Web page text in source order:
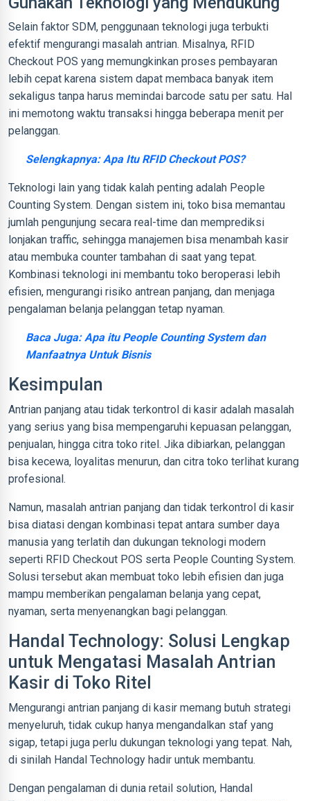
Selain faktor SDM, penggunaan teknologi juga terbukti
efektif mengurangi masalah antrian. Misalnya, RFID
Checkout POS yang memungkinkan proses pembayaran
lebih cepat karena sistem dapat membaca banyak item
sekaligus tanpa harus memindai barcode satu per satu. Hal
ini memotong waktu transaksi hingga beberapa menit per
pelanggan.
Selengkapnya: Apa Itu RFID Checkout POS?
Teknologi lain yang tidak kalah penting adalah People
Counting System. Dengan sistem ini, toko bisa memantau
jumlah pengunjung secara real-time dan memprediksi
lonjakan traffic, sehingga manajemen bisa menambah kasir
atau membuka counter tambahan di saat yang tepat.
Kombinasi teknologi ini membantu toko beroperasi lebih
efisien, mengurangi risiko antrean panjang, dan menjaga
pengalaman belanja pelanggan tetap nyaman.
Baca Juga: Apa itu People Counting System dan
Manfaatnya Untuk Bisnis
Kesimpulan
Antrian panjang atau tidak terkontrol di kasir adalah masalah
yang serius yang bisa mempengaruhi kepuasan pelanggan,
penjualan, hingga citra toko ritel. Jika dibiarkan, pelanggan
bisa kecewa, loyalitas menurun, dan citra toko terlihat kurang
profesional.
Namun, masalah antrian panjang dan tidak terkontrol di kasir
bisa diatasi dengan kombinasi tepat antara sumber daya
manusia yang terlatih dan dukungan teknologi modern
seperti RFID Checkout POS serta People Counting System.
Solusi tersebut akan membuat toko lebih efisien dan juga
mampu memberikan pengalaman belanja yang cepat,
nyaman, serta menyenangkan bagi pelanggan.
Handal Technology: Solusi Lengkap
untuk Mengatasi Masalah Antrian
Kasir di Toko Ritel
Mengurangi antrian panjang di kasir memang butuh strategi
menyeluruh, tidak cukup hanya mengandalkan staf yang
sigap, tetapi juga perlu dukungan teknologi yang tepat. Nah,
di sinilah Handal Technology hadir untuk membantu.
Dengan pengalaman di dunia retail solution, Handal